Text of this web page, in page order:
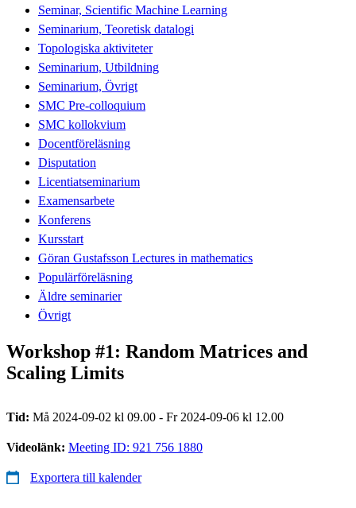
Seminar, Scientific Machine Learning
Seminarium, Teoretisk datalogi
Topologiska aktiviteter
Seminarium, Utbildning
Seminarium, Övrigt
SMC Pre-colloquium
SMC kollokvium
Docentföreläsning
Disputation
Licentiatseminarium
Examensarbete
Konferens
Kursstart
Göran Gustafsson Lectures in mathematics
Populärföreläsning
Äldre seminarier
Övrigt
Workshop #1: Random Matrices and
Scaling Limits
Tid: Må 2024-09-02 kl 09.00 - Fr 2024-09-06 kl 12.00
Videolänk: Meeting ID: 921 756 1880
Exportera till kalender